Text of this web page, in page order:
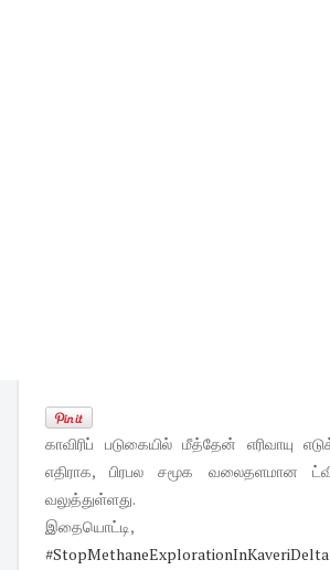
காவிரிப் படுகையில் மீத்தேன் எரிவாயு
எதிராக, பிரபல சமூக வலைதளமான
வலுத்துள்ளது.
இதையொட்டி,
#StopMethaneExplorationInKaveriDelta